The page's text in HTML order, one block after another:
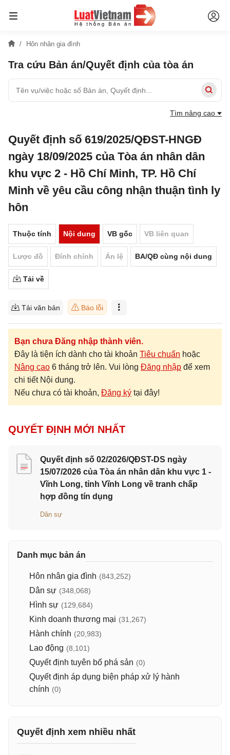
Hôn nhân gia đình
Tra cứu Bản án/Quyết định của tòa án
Tìm nâng cao
Quyết định số 619/2025/QĐST-HNGĐ
ngày 18/09/2025 của Tòa án nhân dân
khu vực 2 - Hồ Chí Minh, TP. Hồ Chí
Minh về yêu cầu công nhận thuận tình ly
hôn
Thuộc tính Nội dung VB gốc VB liên quan
Lược đồ Đính chính Án lệ BA/QĐ cùng nội dung
Tải về
Tải văn bản Báo lỗi
Bạn chưa Đăng nhập thành viên.
Đây là tiện ích dành cho tài khoản Tiêu chuẩn hoặc
Nâng cao 6 tháng trở lên. Vui lòng Đăng nhập để xem
chi tiết Nội dung.
Nếu chưa có tài khoản, Đăng ký tại đây!
QUYẾT ĐỊNH MỚI NHẤT
Quyết định số 02/2026/QĐST-DS ngày
15/07/2026 của Tòa án nhân dân khu vực 1 -
Vĩnh Long, tỉnh Vĩnh Long về tranh chấp
hợp đồng tín dụng
Dân sự
Danh mục bản án
Hôn nhân gia đình (843,252)
Dân sự (348,068)
Hình sự (129,684)
Kinh doanh thương mại (31,267)
Hành chính (20,983)
Lao động (8,101)
Quyết định tuyên bố phá sản (0)
Quyết định áp dụng biện pháp xử lý hành
chính (0)
Quyết định xem nhiều nhất